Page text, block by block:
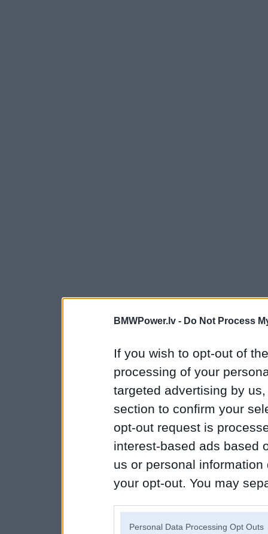
BMWPower.lv - Do Not Process
If you wish to opt-out of
processing of your
targeted advertising by
section to confirm your
opt-out request is
interest-based ads based
us or personal
your opt-out. You may
Personal Data Processing Opt Outs